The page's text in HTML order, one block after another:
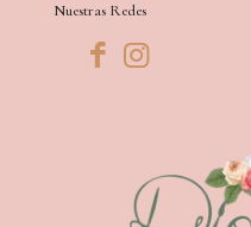
Nuestras Redes